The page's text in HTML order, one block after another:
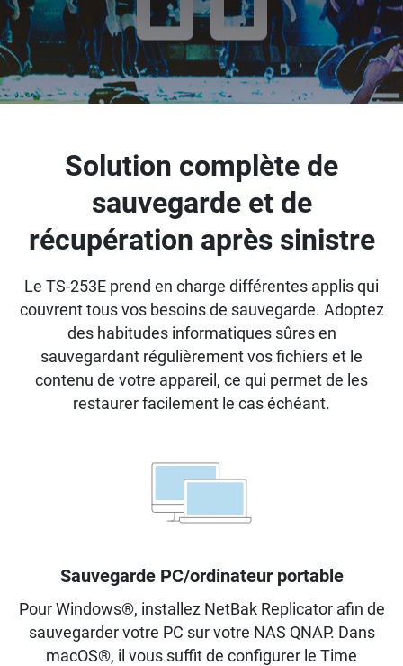
Solution complète de
sauvegarde et de
récupération après sinistre
Le TS-253E prend en charge différentes applis qui
couvrent tous vos besoins de sauvegarde. Adoptez
des habitudes informatiques sûres en
sauvegardant régulièrement vos fichiers et le
contenu de votre appareil, ce qui permet de les
restaurer facilement le cas échéant.
Sauvegarde PC/ordinateur portable
Pour Windows®, installez NetBak Replicator afin de
sauvegarder votre PC sur votre NAS QNAP. Dans
macOS®, il vous suffit de configurer le Time